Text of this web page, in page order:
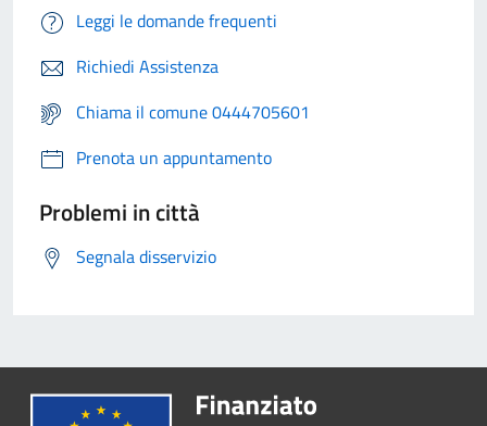
Leggi le domande frequenti
Richiedi Assistenza
Chiama il comune 0444705601
Prenota un appuntamento
Problemi in città
Segnala disservizio